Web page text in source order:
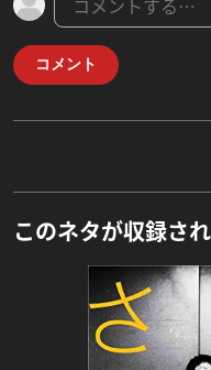
コメント
このネタが収録さ